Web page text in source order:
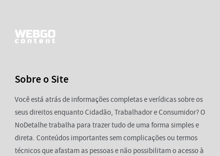
Sobre o Site
Você está atrás de informações completas e verídicas sobre os
seus direitos enquanto Cidadão, Trabalhador e Consumidor? O
NoDetalhe trabalha para trazer tudo de uma forma simples e
direta. Conteúdos importantes sem complicações ou termos
técnicos que afastam as pessoas e não possibilitam o acesso à